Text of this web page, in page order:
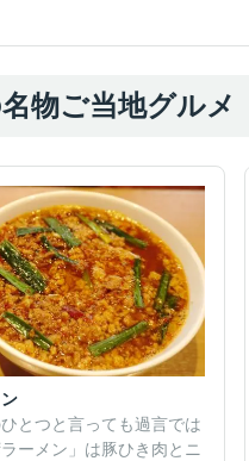
物ご当地グルメ
とつと言っても過言では
ーメン」は豚ひき肉とニ